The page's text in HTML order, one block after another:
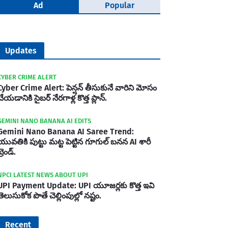
Ad Popular
Updates
CRIME ALERT
Crime Alert: పెన్షన్ తీసుకునే వారిని మోసం
సైబర్ నేరగాళ్ల కొత్త ప్లాన్.
NANO BANANA AI EDITS
Nano Banana AI Saree Trend:
పుట్టు మట్ట పెట్టిన గూగుల్ బనన AI శారీ
LATEST NEWS ABOUT UPI
Payment Update: UPI యూజర్లకు కొత్త ఇవి
పొతే చెల్లింపుల్లో నష్టం.
Recent